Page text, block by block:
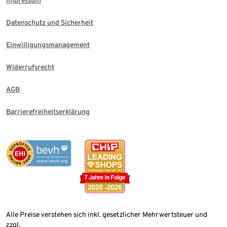
Datenschutz und Sicherheit
Einwilligungsmanagement
Widerrufsrecht
AGB
Barrierefreiheitserklärung
Alle Preise verstehen sich inkl. gesetzlicher Mehrwertsteuer und
zzgl.